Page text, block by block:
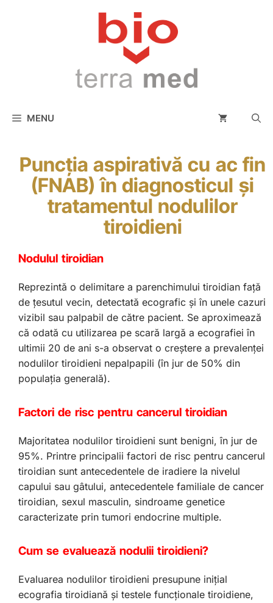
MENU
Puncţia aspirativă cu ac fin
(FNAB) în diagnosticul şi
tratamentul nodulilor
tiroidieni
Nodulul tiroidian
Reprezintă o delimitare a parenchimului tiroidian faţă
de ţesutul vecin, detectată ecografic şi în unele cazuri
vizibil sau palpabil de către pacient. Se aproximează
că odată cu utilizarea pe scară largă a ecografiei în
ultimii 20 de ani s-a observat o creştere a prevalenţei
nodulilor tiroidieni nepalpapili (în jur de 50% din
populaţia generală).
Factori de risc pentru cancerul tiroidian
Majoritatea nodulilor tiroidieni sunt benigni, în jur de
95%. Printre principalii factori de risc pentru cancerul
tiroidian sunt antecedentele de iradiere la nivelul
capului sau gâtului, antecedentele familiale de cancer
tiroidian, sexul masculin, sindroame genetice
caracterizate prin tumori endocrine multiple.
Cum se evaluează nodulii tiroidieni?
Evaluarea nodulilor tiroidieni presupune iniţial
ecografia tiroidiană şi testele funcţionale tiroidiene,